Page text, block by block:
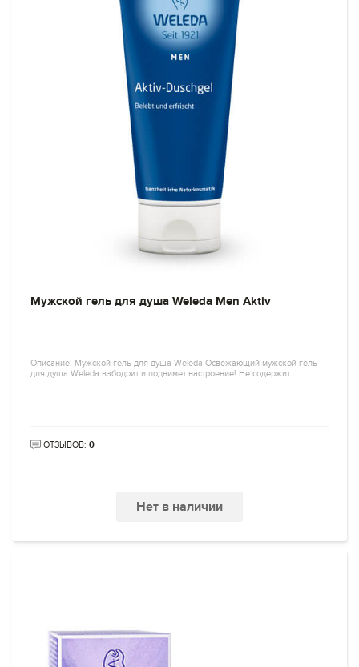
Мужской гель для душа Weleda Men Aktiv
Описание: Мужской гель для душа Weleda Освежающий мужской гель
для душа Weleda взбодрит и поднимет настроение! Не содержит
ОТЗЫВОВ: 0
Нет в наличии